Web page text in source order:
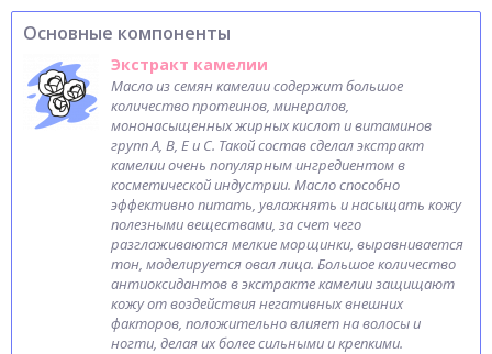
Основные компоненты
Экстракт камелии
Масло из семян камелии содержит большое
количество протеинов, минералов,
мононасыщенных жирных кислот и витаминов
групп A, B, E и С. Такой состав сделал экстракт
камелии очень популярным ингредиентом в
косметической индустрии. Масло способно
эффективно питать, увлажнять и насыщать кожу
полезными веществами, за счет чего
разглаживаются мелкие морщинки, выравнивается
тон, моделируется овал лица. Большое количество
антиоксидантов в экстракте камелии защищают
кожу от воздействия негативных внешних
факторов, положительно влияет на волосы и
ногти, делая их более сильными и крепкими.